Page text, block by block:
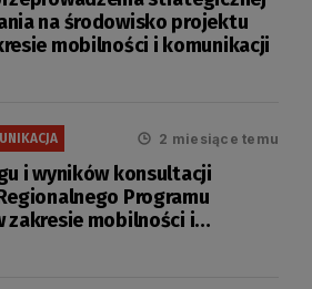
na środowisko projektu
mobilności i komunikacji
2 miesiące temu
i wyników konsultacji
Programu
zakresie mobilności i